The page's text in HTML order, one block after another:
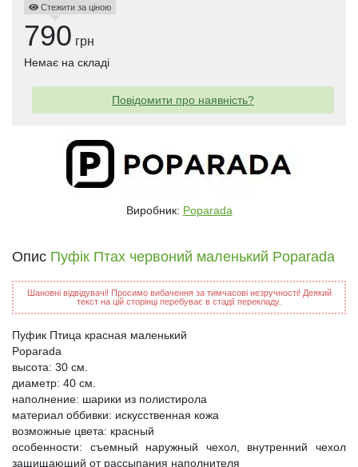
Стежити за ціною
790 грн
Немає на складі
Повідомити про наявність?
Виробник: Poparada
Опис Пуфік Птах червоний маленький Poparada
Шановні відвідувачі! Просимо вибачення за тимчасові незручності! Деякий
текст на цій сторінці перебуває в стадії перекладу.
Пуфик Птица красная маленький
Poparada
высота: 30 см.
диаметр: 40 см.
наполнение: шарики из полистирола
материал оббивки: искусственная кожа
возможные цвета: красный
особенности: съемный наружный чехол, внутренний чехол
защищающий от рассыпания наполнителя